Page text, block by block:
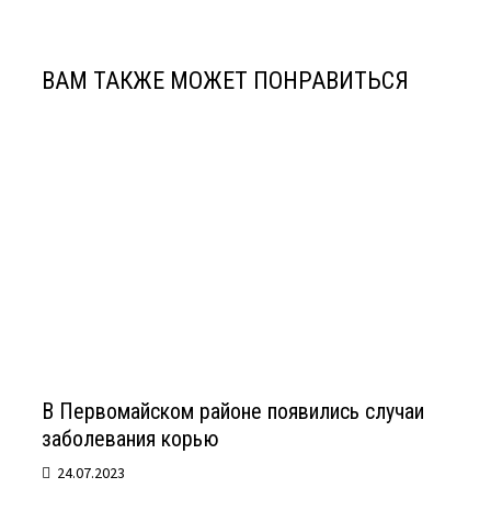
ВАМ ТАКЖЕ МОЖЕТ ПОНРАВИТЬСЯ
В Первомайском районе появились случаи
заболевания корью
24.07.2023